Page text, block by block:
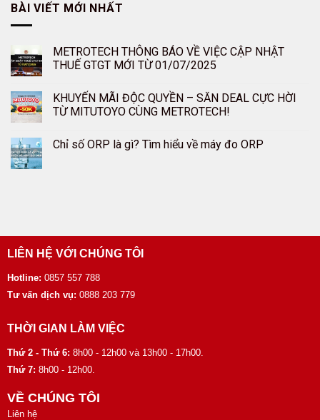
BÀI VIẾT MỚI NHẤT
METROTECH THÔNG BÁO VỀ VIỆC CẬP NHẬT
THUẾ GTGT MỚI TỪ 01/07/2025
KHUYẾN MÃI ĐỘC QUYỀN – SĂN DEAL CỰC HỜI
TỪ MITUTOYO CÙNG METROTECH!
Chỉ số ORP là gì? Tìm hiểu về máy đo ORP
LIÊN HỆ VỚI CHÚNG TÔI
Hotline: 0857 557 788
Tư vấn dịch vụ: 0888 203 779
THỜI GIAN LÀM VIỆC
Thứ 2 - Thứ 6: 8h00 - 12h00 và 13h00 - 17h00.
Thứ 7: 8h00 - 12h00.
VỀ CHÚNG TÔI
Liên hệ